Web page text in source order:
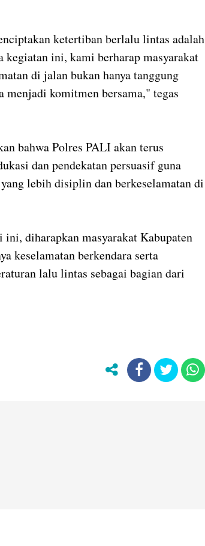
ketertiban berlalu lintas adalah
kegiatan ini, kami berharap masyarakat
di jalan bukan hanya tanggung
komitmen bersama," tegas
bahwa Polres PALI akan terus
dan pendekatan persuasif guna
lebih disiplin dan berkeselamatan di
ini, diharapkan masyarakat Kabupaten
keselamatan berkendara serta
lalu lintas sebagai bagian dari